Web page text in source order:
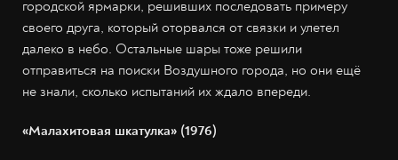
городской ярмарки, решивших последовать примеру
своего друга, который оторвался от связки и улетел
далеко в небо. Остальные шары тоже решили
отправиться на поиски Воздушного города, но они ещё
не знали, сколько испытаний их ждало впереди.
«Малахитовая шкатулка» (1976)